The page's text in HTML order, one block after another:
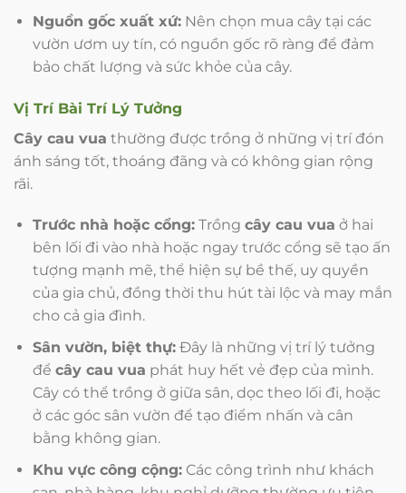
Nguồn gốc xuất xứ:Nên chọn mua cây tại các
vườn ươm uy tín, có nguồn gốc rõ ràng để đảm
bảo chất lượng và sức khỏe của cây.
Vị Trí Bài Trí Lý Tưởng
Cây cau vua thường được trồng ở những vị trí đón
ánh sáng tốt, thoáng đãng và có không gian rộng
rãi.
Trước nhà hoặc cổng:Trồng cây cau vua ở hai
bên lối đi vào nhà hoặc ngay trước cổng sẽ tạo ấn
tượng mạnh mẽ, thể hiện sự bề thế, uy quyền
của gia chủ, đồng thời thu hút tài lộc và may mắn
cho cả gia đình.
Sân vườn, biệt thự:Đây là những vị trí lý tưởng
để cây cau vua phát huy hết vẻ đẹp của mình.
Cây có thể trồng ở giữa sân, dọc theo lối đi, hoặc
ở các góc sân vườn để tạo điểm nhấn và cân
bằng không gian.
Khu vực công cộng:Các công trình như khách